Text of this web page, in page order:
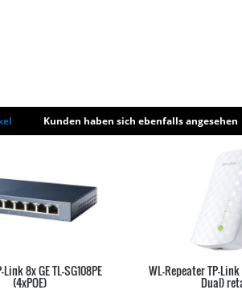
Kunden haben sich ebenfalls angesehen
8x GE TL-SG108PE
(4xPOE)
WL-Repeater TP-
Dual)